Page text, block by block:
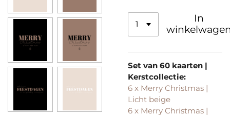
In
Set van 60 kaarten |
Kerstcollectie:
6 x Merry Christmas |
Licht beige
6 x Merry Christmas |